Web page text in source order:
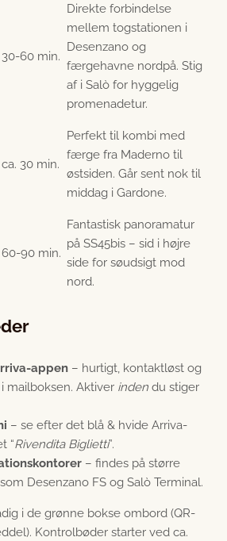
30-60 min.
Direkte forbindelse
mellem togstationen i
Desenzano og
færgehavne nordpå. Stig
af i Salò for hyggelig
promenadetur.
ca. 30 min.
Perfekt til kombi med
færge fra Maderno til
østsiden. Går sent nok til
middag i Gardone.
60-90 min.
Fantastisk panoramatur
på SS45bis – sid i højre
side for søudsigt mod
nord.
appen – hurtigt, kontaktløst og
mailboksen. Aktiver inden du stiger
– se efter det blå & hvide Arriva-
“Rivendita Biglietti”.
– findes på større
Desenzano FS og Salò Terminal.
i de grønne bokse ombord (QR-
Kontrolbøder starter ved ca.